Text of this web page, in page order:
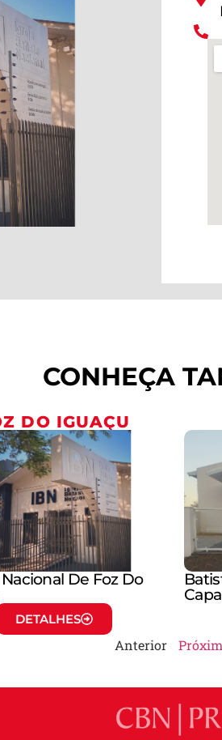
CONHEÇA
DO IGUAÇU
De Foz Do
DETALHES
Anterior